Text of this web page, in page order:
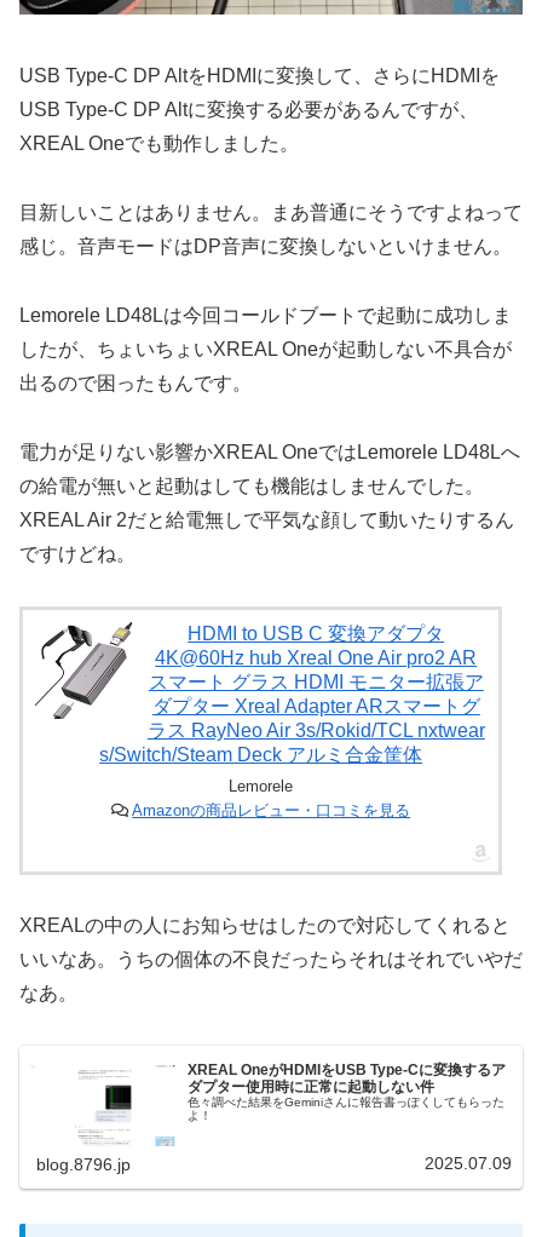
USB Type-C DP AltをHDMIに変換して、さらにHDMIを
USB Type-C DP Altに変換する必要があるんですが、
XREAL Oneでも動作しました。
目新しいことはありません。まあ普通にそうですよねって
感じ。音声モードはDP音声に変換しないといけません。
Lemorele LD48Lは今回コールドブートで起動に成功しま
したが、ちょいちょいXREAL Oneが起動しない不具合が
出るので困ったもんです。
電力が足りない影響かXREAL OneではLemorele LD48Lへ
の給電が無いと起動はしても機能はしませんでした。
XREAL Air 2だと給電無しで平気な顔して動いたりするん
ですけどね。
HDMI to USB C 変換アダプタ
4K@60Hz hub Xreal One Air pro2 AR
スマート グラス HDMI モニター拡張ア
ダプター Xreal Adapter ARスマートグ
ラス RayNeo Air 3s/Rokid/TCL nxtwear
s/Switch/Steam Deck アルミ合金筐体
Lemorele
Amazonの商品レビュー・口コミを見る
XREALの中の人にお知らせはしたので対応してくれると
いいなあ。うちの個体の不良だったらそれはそれでいやだ
なあ。
XREAL OneがHDMIをUSB Type-Cに変換するア
ダプター使用時に正常に起動しない件
色々調べた結果をGeminiさんに報告書っぽくしてもらった
よ！
blog.8796.jp 2025.07.09